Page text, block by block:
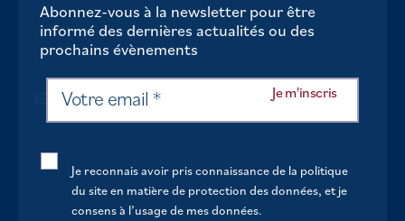
Abonnez-vous à la newsletter pour être
informé des dernières actualités ou des
prochains évènements
Je reconnais avoir pris connaissance de la politique
du site en matière de protection des données, et je
consens à l’usage de mes données.